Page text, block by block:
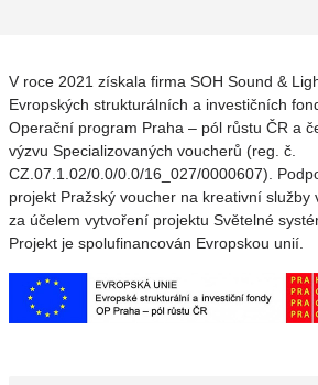
V roce 2021 získala firma SOH Sound &
Evropských strukturálních a investičních
Operační program Praha – pól růstu ČR a
výzvu Specializovaných voucherů (reg. č.
CZ.07.1.02/0.0/0.0/16_027/0000607).
projekt Pražský voucher na kreativní služby
za účelem vytvoření projektu Světelné
Projekt je spolufinancován Evropskou unií.